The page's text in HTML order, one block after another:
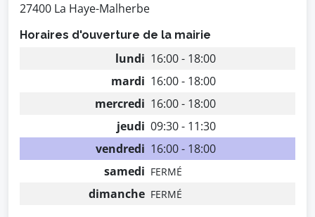
27400 La Haye-Malherbe
Horaires d'ouverture de la mairie
lundi 16:00 - 18:00
mardi 16:00 - 18:00
mercredi 16:00 - 18:00
jeudi 09:30 - 11:30
vendredi 16:00 - 18:00
samedi FERMÉ
dimanche FERMÉ